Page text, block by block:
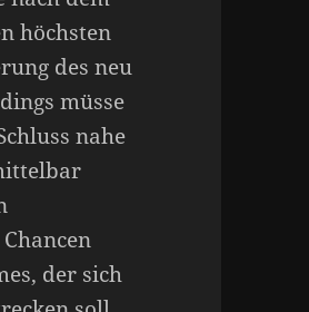
höchsten
des neu
müsse
nahe
der sich